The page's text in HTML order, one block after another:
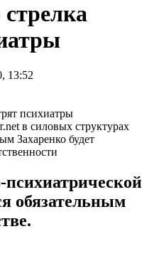
13:52
в силовых структурах
Захаренко будет
психиатрической
обязательным